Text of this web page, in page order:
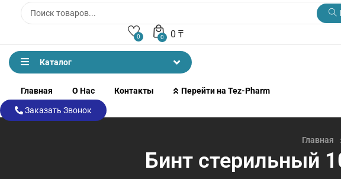
0 0 ₸
0
Каталог
Главная О Нас Контакты Перейти на Tez-Pharm
Заказать Звонок
Главная
Бинт стерильный